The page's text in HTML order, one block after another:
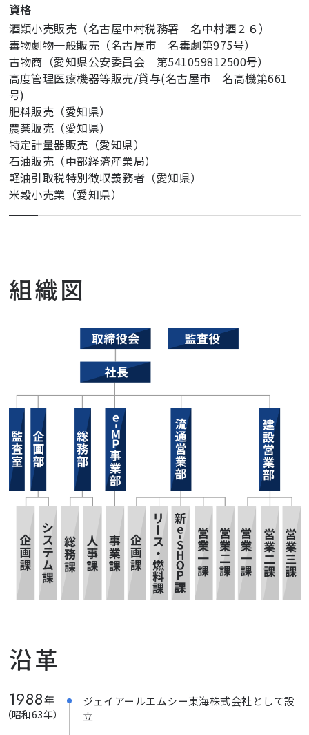
資格
酒類小売販売（名古屋中村税務署 名中村酒２６）
毒物劇物一般販売（名古屋市 名毒劇第975号）
古物商（愛知県公安委員会 第541059812500号）
高度管理医療機器等販売/貸与(名古屋市 名高機第661
号)
肥料販売（愛知県）
農薬販売（愛知県）
特定計量器販売（愛知県）
石油販売（中部経済産業局）
軽油引取税特別徴収義務者（愛知県）
米穀小売業（愛知県）
組織図
沿革
1988年
（昭和63年）
ジェイアールエムシー東海株式会社として設
立